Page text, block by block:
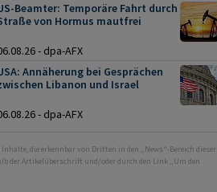
Beamter: Temporäre Fahrt durch
von Hormus mautfrei
- dpa-AFX
Annäherung bei Gesprächen
Libanon und Israel
- dpa-AFX
die erkennbar von Dritten in den „News“-Bereich dieser
der Artikelüberschrift und/oder durch den Link „Um den